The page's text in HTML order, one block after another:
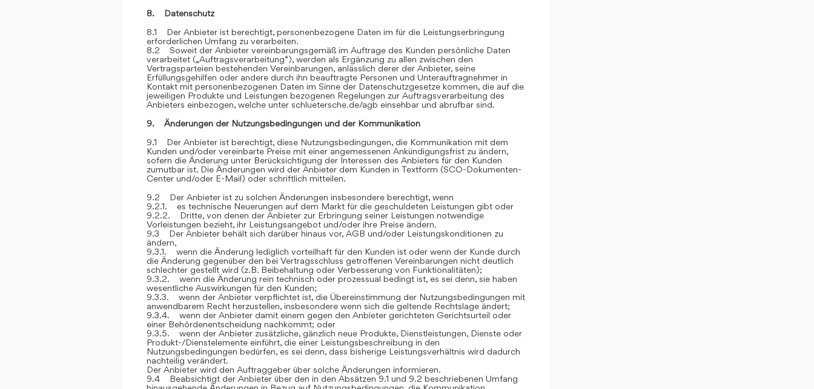
8. Datenschutz
8.1 Der Anbieter ist berechtigt, personenbezogene Daten im für die Leistungserbringung
erforderlichen Umfang zu verarbeiten.
8.2 Soweit der Anbieter vereinbarungsgemäß im Auftrage des Kunden persönliche Daten
verarbeitet („Auftragsverarbeitung“), werden als Ergänzung zu allen zwischen den
Vertragsparteien bestehenden Vereinbarungen, anlässlich derer der Anbieter, seine
Erfüllungsgehilfen oder andere durch ihn beauftragte Personen und Unterauftragnehmer in
Kontakt mit personenbezogenen Daten im Sinne der Datenschutzgesetze kommen, die auf die
jeweiligen Produkte und Leistungen bezogenen Regelungen zur Auftragsverarbeitung des
Anbieters einbezogen, welche unter schluetersche.de/agb einsehbar und abrufbar sind.
9. Änderungen der Nutzungsbedingungen und der Kommunikation
9.1 Der Anbieter ist berechtigt, diese Nutzungsbedingungen, die Kommunikation mit dem
Kunden und/oder vereinbarte Preise mit einer angemessenen Ankündigungsfrist zu ändern,
sofern die Änderung unter Berücksichtigung der Interessen des Anbieters für den Kunden
zumutbar ist. Die Änderungen wird der Anbieter dem Kunden in Textform (SCO-Dokumenten-
Center und/oder E-Mail) oder schriftlich mitteilen.
9.2 Der Anbieter ist zu solchen Änderungen insbesondere berechtigt, wenn
9.2.1. es technische Neuerungen auf dem Markt für die geschuldeten Leistungen gibt oder
9.2.2. Dritte, von denen der Anbieter zur Erbringung seiner Leistungen notwendige
Vorleistungen bezieht, ihr Leistungsangebot und/oder ihre Preise ändern.
9.3 Der Anbieter behält sich darüber hinaus vor, AGB und/oder Leistungskonditionen zu
ändern,
9.3.1. wenn die Änderung lediglich vorteilhaft für den Kunden ist oder wenn der Kunde durch
die Änderung gegenüber den bei Vertragsschluss getroffenen Vereinbarungen nicht deutlich
schlechter gestellt wird (z.B. Beibehaltung oder Verbesserung von Funktionalitäten);
9.3.2. wenn die Änderung rein technisch oder prozessual bedingt ist, es sei denn, sie haben
wesentliche Auswirkungen für den Kunden;
9.3.3. wenn der Anbieter verpflichtet ist, die Übereinstimmung der Nutzungsbedingungen mit
anwendbarem Recht herzustellen, insbesondere wenn sich die geltende Rechtslage ändert;
9.3.4. wenn der Anbieter damit einem gegen den Anbieter gerichteten Gerichtsurteil oder
einer Behördenentscheidung nachkommt; oder
9.3.5. wenn der Anbieter zusätzliche, gänzlich neue Produkte, Dienstleistungen, Dienste oder
Produkt-/Dienstelemente einführt, die einer Leistungsbeschreibung in den
Nutzungsbedingungen bedürfen, es sei denn, dass bisherige Leistungsverhältnis wird dadurch
nachteilig verändert.
Der Anbieter wird den Auftraggeber über solche Änderungen informieren.
9.4 Beabsichtigt der Anbieter über den in den Absätzen 9.1 und 9.2 beschriebenen Umfang